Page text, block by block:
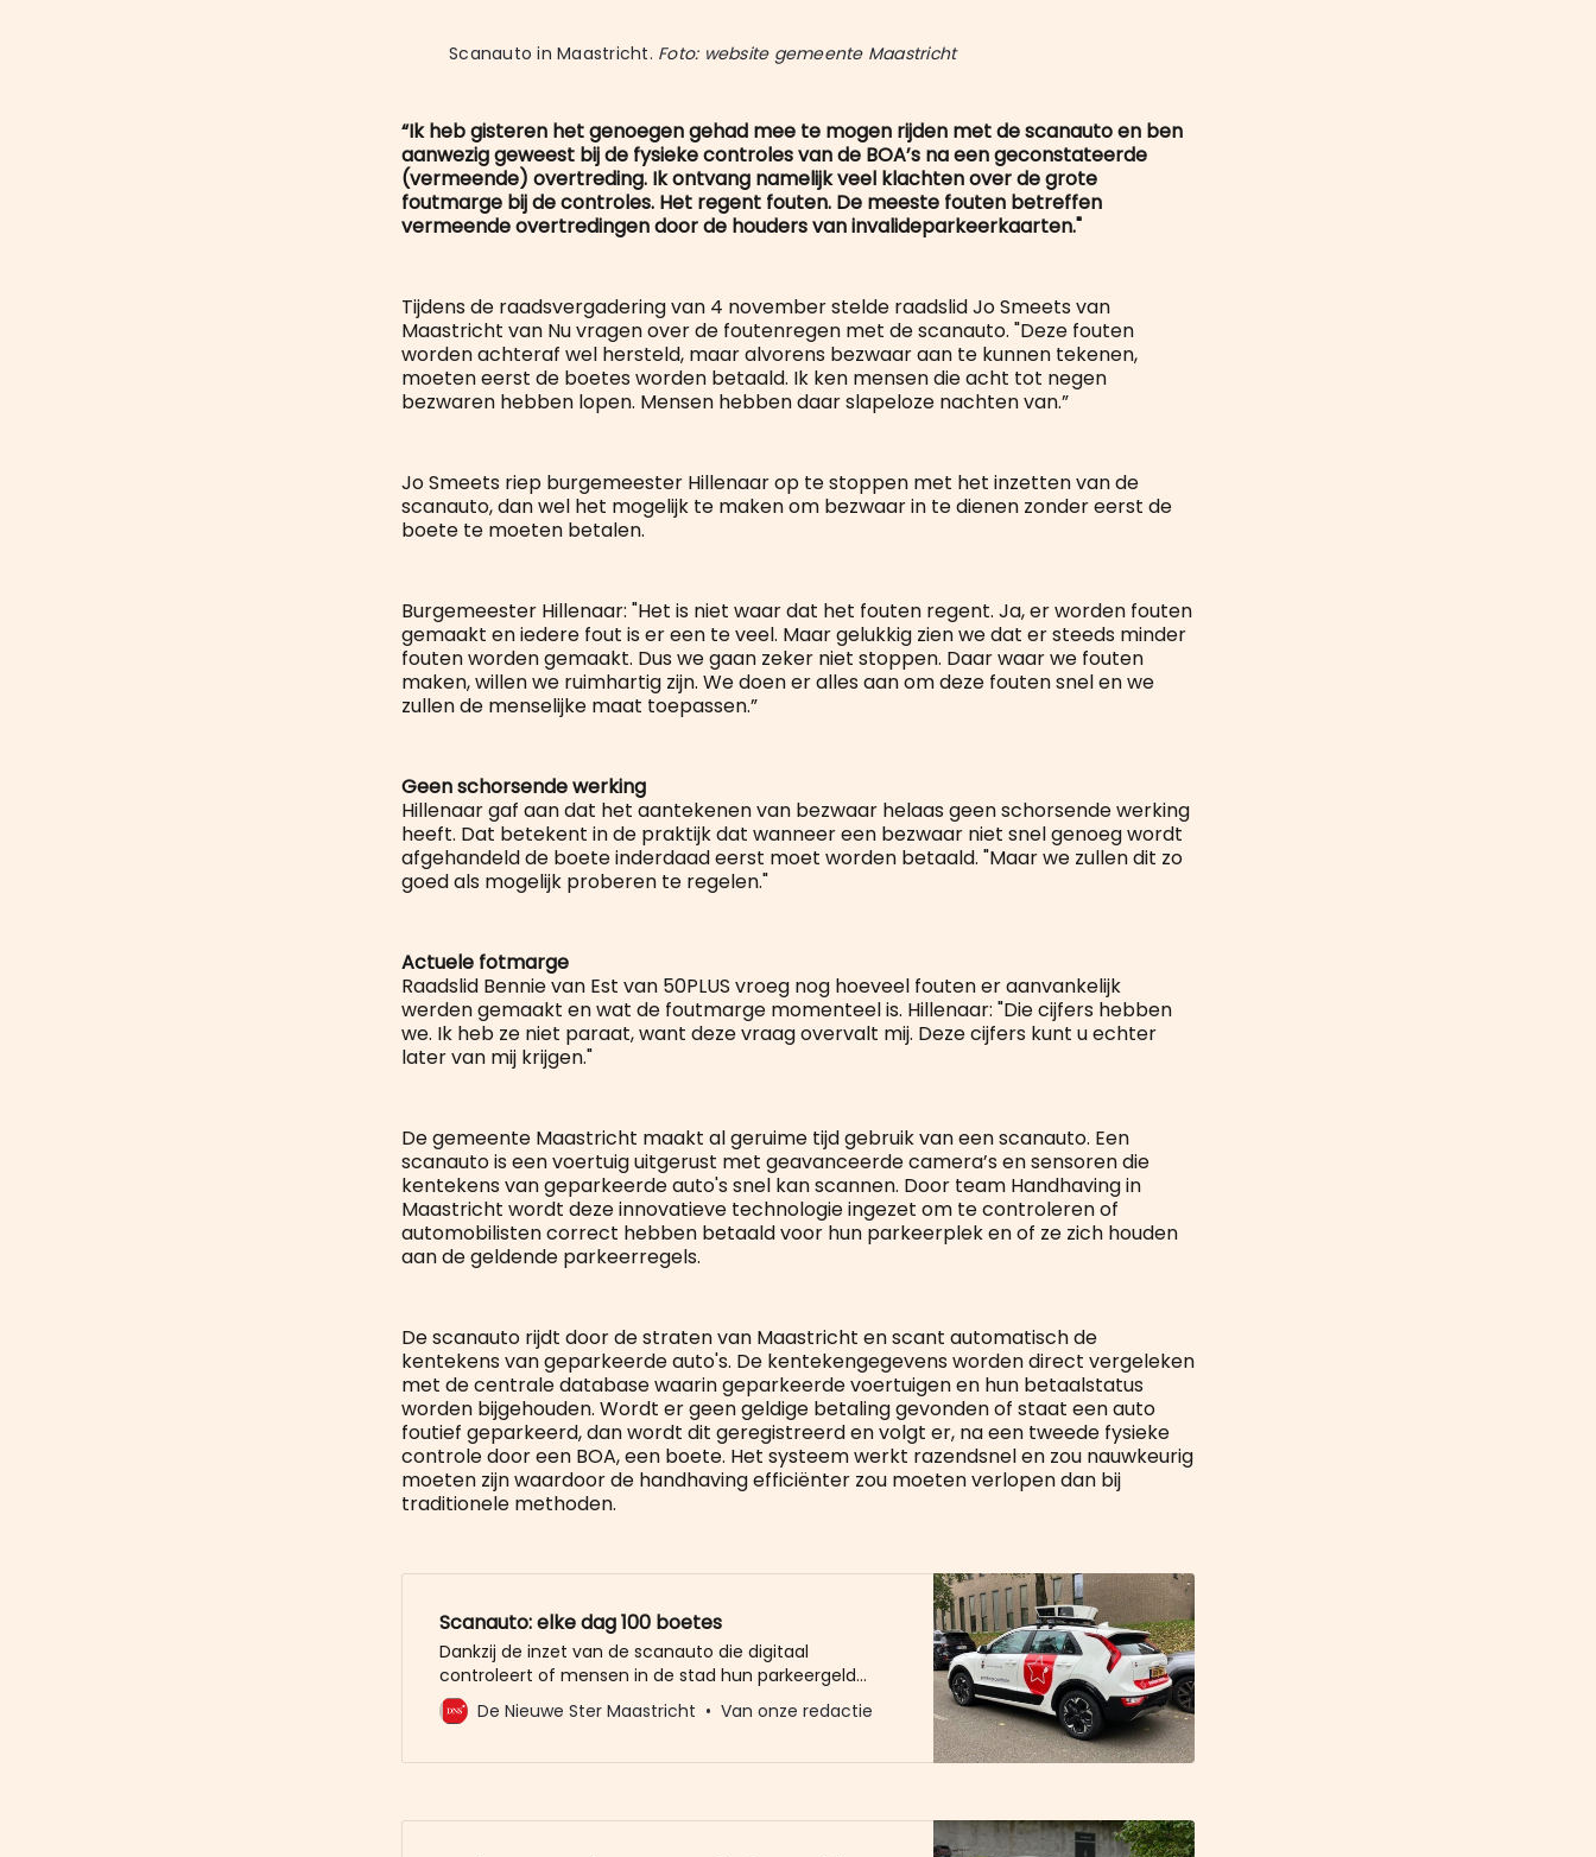
Scanauto in Maastricht. Foto: website gemeente Maastricht
“Ik heb gisteren het genoegen gehad mee te mogen rijden met de scanauto en ben
aanwezig geweest bij de fysieke controles van de BOA’s na een geconstateerde
(vermeende) overtreding. Ik ontvang namelijk veel klachten over de grote
foutmarge bij de controles. Het regent fouten. De meeste fouten betreffen
vermeende overtredingen door de houders van invalideparkeerkaarten."
Tijdens de raadsvergadering van 4 november stelde raadslid Jo Smeets van
Maastricht van Nu vragen over de foutenregen met de scanauto. "Deze fouten
worden achteraf wel hersteld, maar alvorens bezwaar aan te kunnen tekenen,
moeten eerst de boetes worden betaald. Ik ken mensen die acht tot negen
bezwaren hebben lopen. Mensen hebben daar slapeloze nachten van.”
Jo Smeets riep burgemeester Hillenaar op te stoppen met het inzetten van de
scanauto, dan wel het mogelijk te maken om bezwaar in te dienen zonder eerst de
boete te moeten betalen.
Burgemeester Hillenaar: "Het is niet waar dat het fouten regent. Ja, er worden fouten
gemaakt en iedere fout is er een te veel. Maar gelukkig zien we dat er steeds minder
fouten worden gemaakt. Dus we gaan zeker niet stoppen. Daar waar we fouten
maken, willen we ruimhartig zijn. We doen er alles aan om deze fouten snel en we
zullen de menselijke maat toepassen.”
Geen schorsende werking
Hillenaar gaf aan dat het aantekenen van bezwaar helaas geen schorsende werking
heeft. Dat betekent in de praktijk dat wanneer een bezwaar niet snel genoeg wordt
afgehandeld de boete inderdaad eerst moet worden betaald. "Maar we zullen dit zo
goed als mogelijk proberen te regelen."
Actuele fotmarge
Raadslid Bennie van Est van 50PLUS vroeg nog hoeveel fouten er aanvankelijk
werden gemaakt en wat de foutmarge momenteel is. Hillenaar: "Die cijfers hebben
we. Ik heb ze niet paraat, want deze vraag overvalt mij. Deze cijfers kunt u echter
later van mij krijgen."
De gemeente Maastricht maakt al geruime tijd gebruik van een scanauto. Een
scanauto is een voertuig uitgerust met geavanceerde camera’s en sensoren die
kentekens van geparkeerde auto's snel kan scannen. Door team Handhaving in
Maastricht wordt deze innovatieve technologie ingezet om te controleren of
automobilisten correct hebben betaald voor hun parkeerplek en of ze zich houden
aan de geldende parkeerregels.
De scanauto rijdt door de straten van Maastricht en scant automatisch de
kentekens van geparkeerde auto's. De kentekengegevens worden direct vergeleken
met de centrale database waarin geparkeerde voertuigen en hun betaalstatus
worden bijgehouden. Wordt er geen geldige betaling gevonden of staat een auto
foutief geparkeerd, dan wordt dit geregistreerd en volgt er, na een tweede fysieke
controle door een BOA, een boete. Het systeem werkt razendsnel en zou nauwkeurig
moeten zijn waardoor de handhaving efficiënter zou moeten verlopen dan bij
traditionele methoden.
Scanauto: elke dag 100 boetes
Dankzij de inzet van de scanauto die digitaal
controleert of mensen in de stad hun parkeergeld
hebben betaald, zijn van 2 december tot 20 januari
5000 boetes opgelegd. Formeel: naheffingsaanslagen
gemiddeld 100 boetes worden uitgedeeld. Maastricht
De Nieuwe Ster Maastricht Van onze redactie